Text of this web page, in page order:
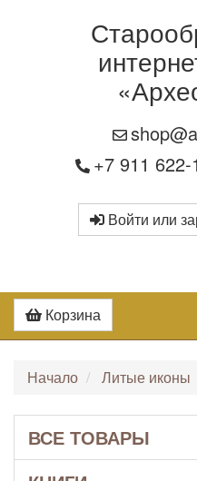
+7 911 622-
Войти или
Корзина
Начало Литые иконы
ВСЕ ТОВАРЫ